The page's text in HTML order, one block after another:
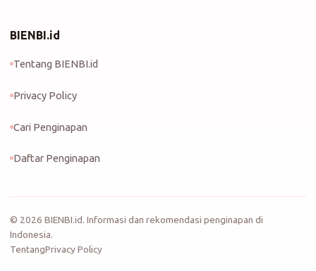
BIENBI.id
Tentang BIENBI.id
Privacy Policy
Cari Penginapan
Daftar Penginapan
© 2026 BIENBI.id. Informasi dan rekomendasi penginapan di
Indonesia.
TentangPrivacy Policy